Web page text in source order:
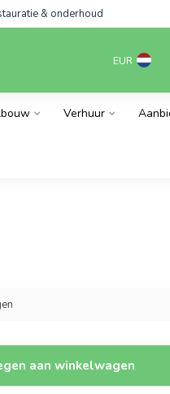
& onderhoud
EUR
Verhuur
aan winkelwagen